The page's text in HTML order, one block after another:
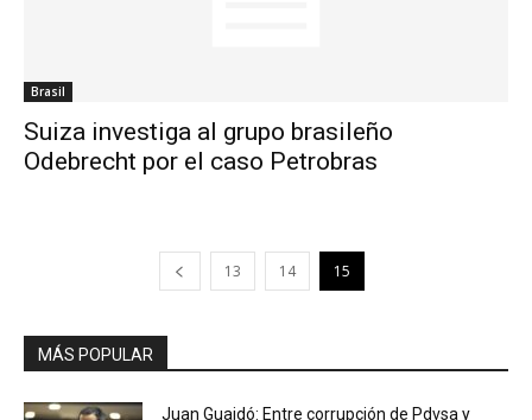
Brasil
Suiza investiga al grupo brasileño
Odebrecht por el caso Petrobras
13 14 15
MÁS POPULAR
Juan Guaidó: Entre corrupción de Pdvsa y